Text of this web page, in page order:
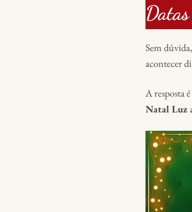
Sem
acontecer
A resposta
Natal Luz